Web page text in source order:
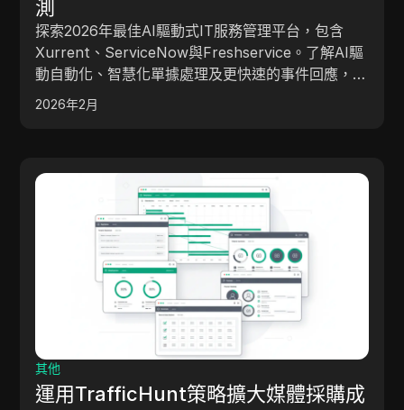
測
探索2026年最佳AI驅動式IT服務管理平台，包含
Xurrent、ServiceNow與Freshservice。了解AI驅
動自動化、智慧化單據處理及更快速的事件回應，如
何協助現代IT團隊提升效率與服務品質。
2026年2月
其他
運用TrafficHunt策略擴大媒體採購成